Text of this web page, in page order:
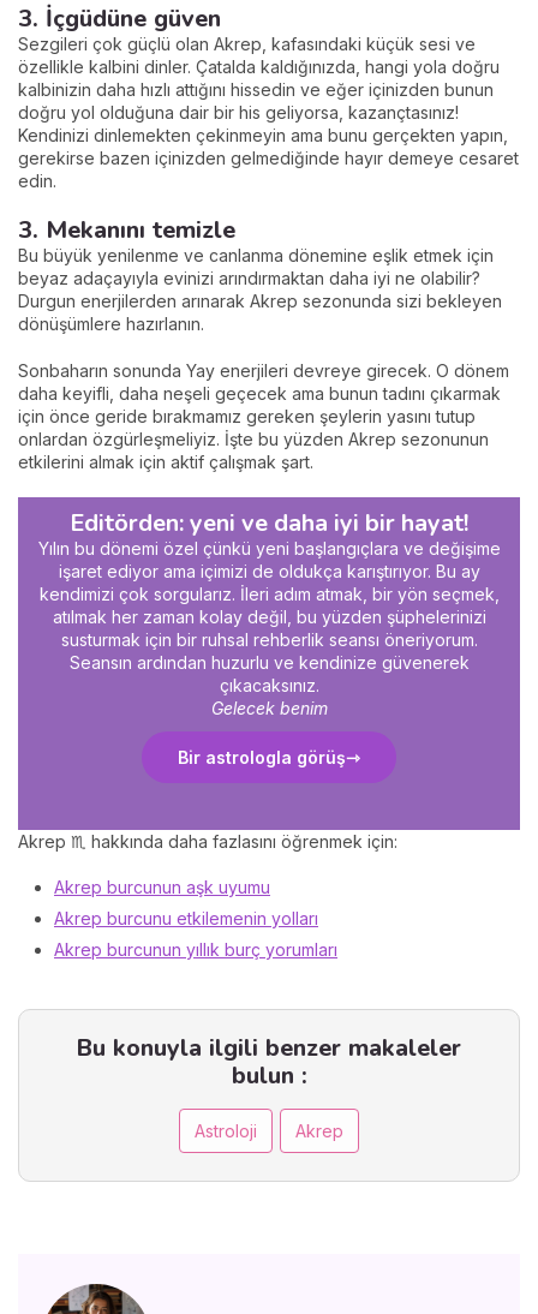
3. İçgüdüne güven
Sezgileri çok güçlü olan Akrep, kafasındaki küçük sesi ve
özellikle kalbini dinler. Çatalda kaldığınızda, hangi yola doğru
kalbinizin daha hızlı attığını hissedin ve eğer içinizden bunun
doğru yol olduğuna dair bir his geliyorsa, kazançtasınız!
Kendinizi dinlemekten çekinmeyin ama bunu gerçekten yapın,
gerekirse bazen içinizden gelmediğinde hayır demeye cesaret
edin.
3. Mekanını temizle
Bu büyük yenilenme ve canlanma dönemine eşlik etmek için
beyaz adaçayıyla evinizi arındırmaktan daha iyi ne olabilir?
Durgun enerjilerden arınarak Akrep sezonunda sizi bekleyen
dönüşümlere hazırlanın.
Sonbaharın sonunda Yay enerjileri devreye girecek. O dönem
daha keyifli, daha neşeli geçecek ama bunun tadını çıkarmak
için önce geride bırakmamız gereken şeylerin yasını tutup
onlardan özgürleşmeliyiz. İşte bu yüzden Akrep sezonunun
etkilerini almak için aktif çalışmak şart.
Editörden: yeni ve daha iyi bir hayat!
Yılın bu dönemi özel çünkü yeni başlangıçlara ve değişime
işaret ediyor ama içimizi de oldukça karıştırıyor. Bu ay
kendimizi çok sorgularız. İleri adım atmak, bir yön seçmek,
atılmak her zaman kolay değil, bu yüzden şüphelerinizi
susturmak için bir ruhsal rehberlik seansı öneriyorum.
Seansın ardından huzurlu ve kendinize güvenerek
çıkacaksınız.
Gelecek benim
Bir astrologla görüş
Akrep ♏ hakkında daha fazlasını öğrenmek için:
Akrep burcunun aşk uyumu
Akrep burcunu etkilemenin yolları
Akrep burcunun yıllık burç yorumları
Bu konuyla ilgili benzer makaleler
bulun :
Astroloji Akrep